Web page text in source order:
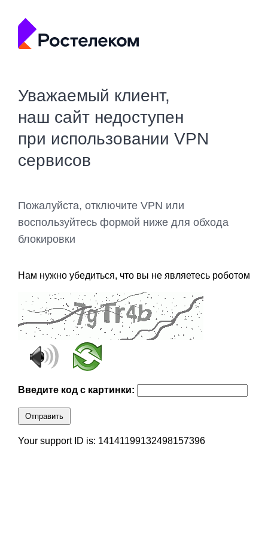
Уважаемый клиент,
наш сайт недоступен
при использовании VPN
сервисов
Пожалуйста, отключите VPN или
воспользуйтесь формой ниже для обхода
блокировки
Нам нужно убедиться, что вы не являетесь роботом
Введите код с картинки:
Отправить
Your support ID is: 14141199132498157396